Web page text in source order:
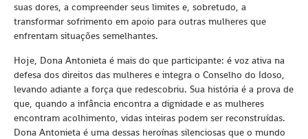
suas dores, a compreender seus limites e, sobretudo, a
transformar sofrimento em apoio para outras mulheres que
enfrentam situações semelhantes.
Hoje, Dona Antonieta é mais do que participante: é voz ativa na
defesa dos direitos das mulheres e integra o Conselho do Idoso,
levando adiante a força que redescobriu. Sua história é a prova de
que, quando a infância encontra a dignidade e as mulheres
encontram acolhimento, vidas inteiras podem ser reconstruídas.
Dona Antonieta é uma dessas heroínas silenciosas que o mundo